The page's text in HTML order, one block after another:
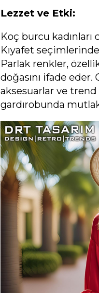
Lezzet ve Etki:
Koç burcu
Kıyafet
Parlak renkler,
doğasını ifade
aksesuarlar ve trend
gardırobunda